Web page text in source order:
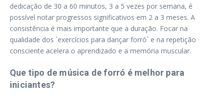
dedicação de 30 a 60 minutos, 3 a 5 vezes por semana, é
possível notar progressos significativos em 2 a 3 meses. A
consistência é mais importante que a duração. Focar na
qualidade dos `exercícios para dançar forró` e na repetição
consciente acelera o aprendizado e a memória muscular.
Que tipo de música de forró é melhor para
iniciantes?